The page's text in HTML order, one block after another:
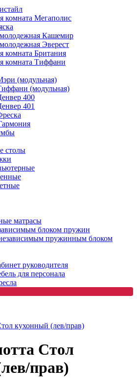
комната Мегаполис
Кашемир
Эверест
комната Британия
комната Тиффани
(модульная)
(модульная)
400
401
столы
матрасы
блоком пружин
пружинным блоком
руководителя
для персонала
кухонный (лев/прав)
Стол
прав)